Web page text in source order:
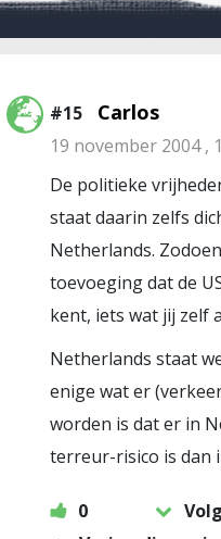
#15 Carlos
19 november 2004 ,
De politieke
staat daarin zelfs
Netherlands.
toevoeging dat de
kent, iets wat jij zelf
Netherlands staat
enige wat er
worden is dat er in
terreur-risico is dan
0